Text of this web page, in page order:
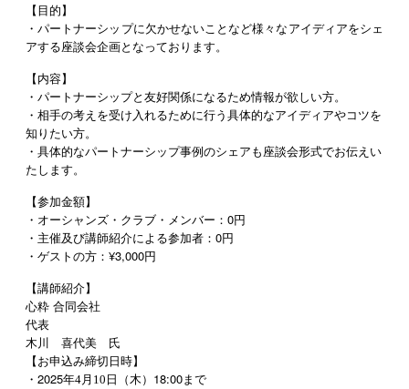
【目的】
・パートナーシップに欠かせないことなど様々なアイディアをシェ
アする座談会企画となっております。
【内容】
・パートナーシップと友好関係になるため情報が欲しい方。
・相手の考えを受け入れるために行う具体的なアイディアやコツを
知りたい方。
・具体的なパートナーシップ事例のシェアも座談会形式でお伝えい
たします。
【参加金額】
・オーシャンズ・クラブ・メンバー：0円
・主催及び講師紹介による参加者：0円
・ゲストの方：¥3,000円
【講師紹介】
心粋 合同会社
代表
木川 喜代美 氏
【お申込み締切日時】
・ 2025年4月10 日（木） 18:00まで